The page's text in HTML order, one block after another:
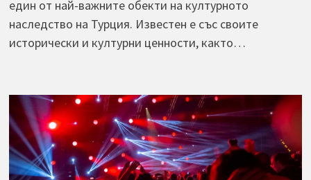
един от най-важните обекти на културното
наследство на Турция. Известен е със своите
исторически и културни ценности, както…